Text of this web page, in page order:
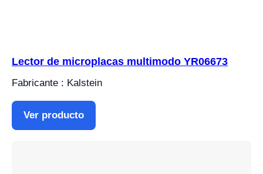
Lector de microplacas multimodo YR06673
Fabricante : Kalstein
Ver producto